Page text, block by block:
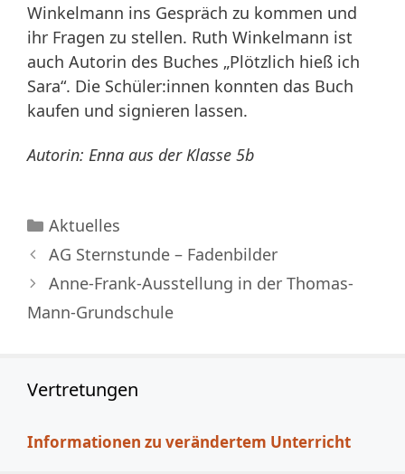
Winkelmann ins Gespräch zu kommen und
ihr Fragen zu stellen. Ruth Winkelmann ist
auch Autorin des Buches „Plötzlich hieß ich
Sara“. Die Schüler:innen konnten das Buch
kaufen und signieren lassen.
Autorin: Enna aus der Klasse 5b
Kategorien
Aktuelles
AG Sternstunde – Fadenbilder
Anne-Frank-Ausstellung in der Thomas-
Mann-Grundschule
Vertretungen
Informationen zu verändertem Unterricht